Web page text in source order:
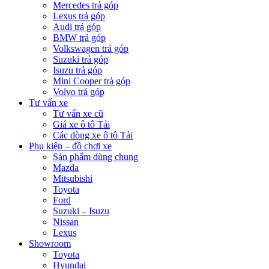
Mercedes trả góp
Lexus trả góp
Audi trả góp
BMW trả góp
Volkswagen trả góp
Suzuki trả góp
Isuzu trả góp
Mini Cooper trả góp
Volvo trả góp
Tư vấn xe
Tư vấn xe cũ
Giá xe ô tô Tải
Các dòng xe ô tô Tải
Phụ kiện – đồ chơi xe
Sản phẩm dùng chung
Mazda
Mitsubishi
Toyota
Ford
Suzuki – Isuzu
Nissan
Lexus
Showroom
Toyota
Hyundai